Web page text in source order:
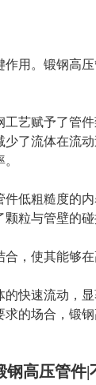
用。锻钢高
艺赋予了管
了流体在流
低粗糙度的
粒与管壁的
，使其能够
快速流动，
的场合，锻
钢高压管件|